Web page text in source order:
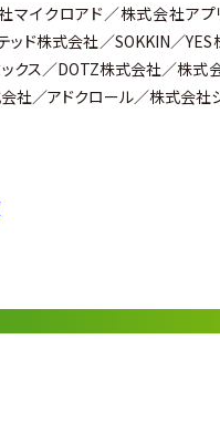
マイクロアド／株式会社ア
ド株式会社／SOKKIN／
クス／DOTZ株式会社／株
社／アドクロール／株式会社